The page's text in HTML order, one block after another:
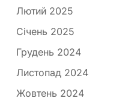
Лютий 2025
Січень 2025
Грудень 2024
Листопад 2024
Жовтень 2024